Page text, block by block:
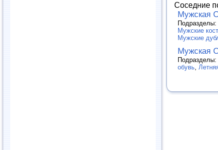
Соседние
Мужская
Подразделы:
Мужские
Мужские
Мужская
Подразделы:
обувь